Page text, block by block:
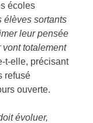
écoles
élèves sortants
leur pensée
totalement
t-elle, précisant
refusé
ouverte.
évoluer,